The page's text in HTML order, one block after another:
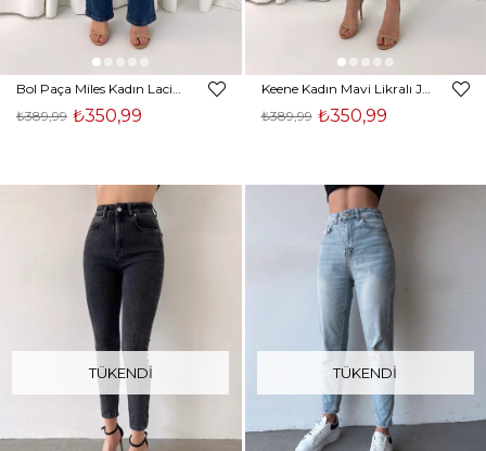
₺350,99
₺389,99 ₺350,99
₺389,99
TÜKENDI TÜKENDI